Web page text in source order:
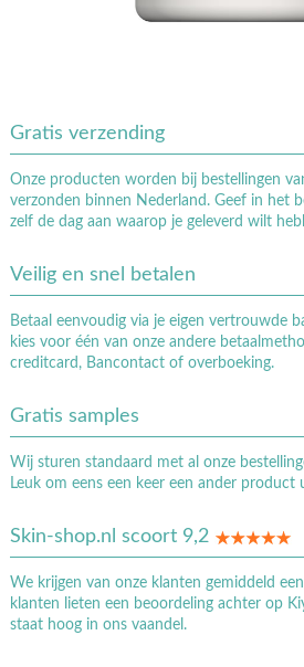
Gratis verzending
Onze producten worden bij bestellingen
verzonden binnen Nederland. Geef in het
zelf de dag aan waarop je geleverd wilt
Veilig en snel betalen
Betaal eenvoudig via je eigen vertrouwde
kies voor één van onze andere
creditcard, Bancontact of overboeking.
Gratis samples
Wij sturen standaard met al onze
Leuk om eens een keer een ander product
Skin-shop.nl scoort 9,2
We krijgen van onze klanten gemiddeld
klanten lieten een beoordeling achter op
staat hoog in ons vaandel.